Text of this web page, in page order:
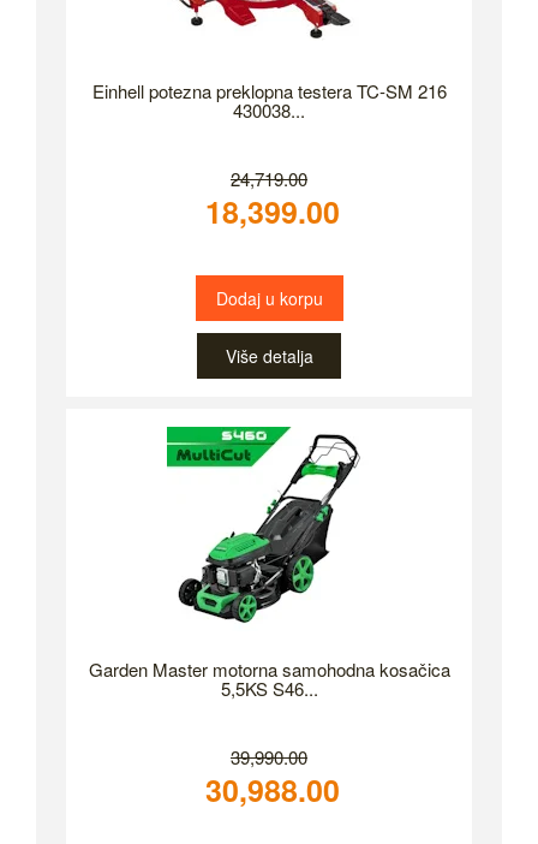
Einhell potezna preklopna testera TC-SM 216
430038...
24,719.00
18,399.00
Dodaj u korpu
Više detalja
Garden Master motorna samohodna kosačica
5,5KS S46...
39,990.00
30,988.00